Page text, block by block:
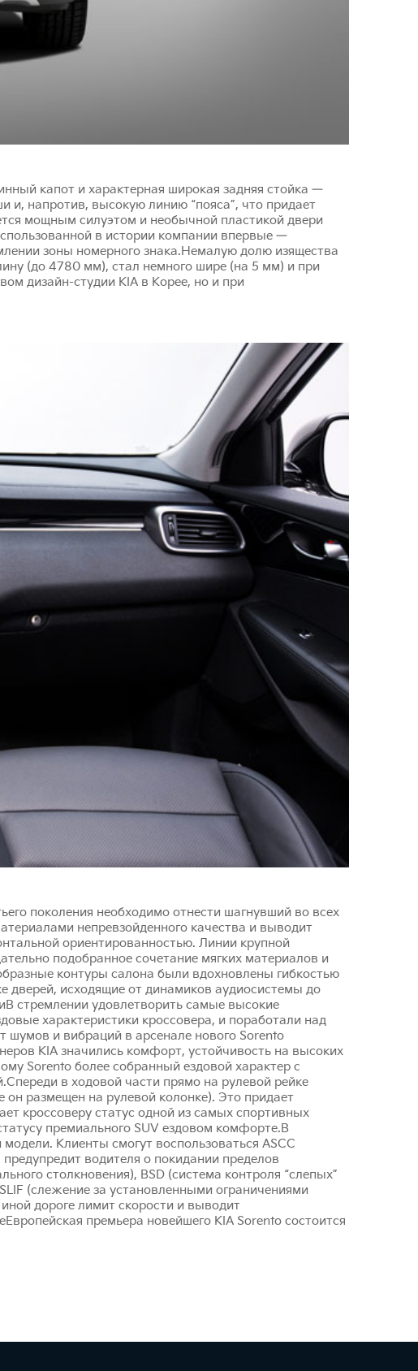
капот и характерная широкая задняя стойка —
и, напротив, высокую линию “пояса”, что придает
мощным силуэтом и необычной пластикой двери
в истории компании впервые —
зоны номерного знака.Немалую долю изящества
(до 4780 мм), стал немного шире (на 5 мм) и при
дизайн-студии KIA в Корее, но и при
поколения необходимо отнести шагнувший во всех
непревзойденного качества и выводит
ориентированностью. Линии крупной
подобранное сочетание мягких материалов и
контуры салона были вдохновлены гибкостью
дверей, исходящие от динамиков аудиосистемы до
стремлении удовлетворить самые высокие
характеристики кроссовера, и поработали над
шумов и вибраций в арсенале нового Sorento
KIA значились комфорт, устойчивость на высоких
Sorento более собранный ездовой характер с
в ходовой части прямо на рулевой рейке
он размещен на рулевой колонке). Это придает
кроссоверу статус одной из самых спортивных
премиального SUV ездовом комфорте.В
Клиенты смогут воспользоваться ASCC
водителя о покидании пределов
столкновения), BSD (система контроля “слепых”
(слежение за установленными ограничениями
дороге лимит скорости и выводит
премьера новейшего KIA Sorento состоится